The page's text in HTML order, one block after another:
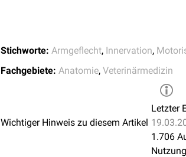
Stichworte: Armgeflecht, Innervation,
Fachgebiete: Anatomie, Veterinärmedizin
Wichtiger Hinweis zu diesem Artikel
Letzter
1.706